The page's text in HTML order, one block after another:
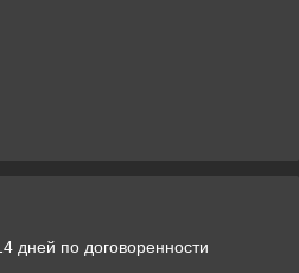
дней по договоренности